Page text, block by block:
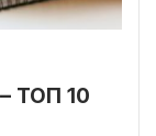
ТОП 10